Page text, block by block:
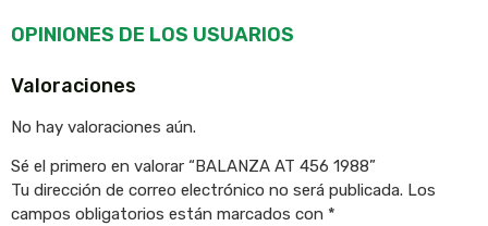
OPINIONES DE LOS USUARIOS
Valoraciones
No hay valoraciones aún.
Sé el primero en valorar “BALANZA AT 456 1988”
Tu dirección de correo electrónico no será publicada. Los
campos obligatorios están marcados con *